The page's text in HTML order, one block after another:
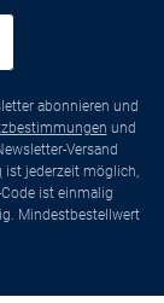
abonnieren und
und
Versand
ist jederzeit möglich,
Code ist einmalig
Mindestbestellwert